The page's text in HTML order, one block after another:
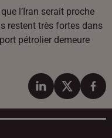
l’Iran serait proche
restent très fortes dans
pétrolier demeure